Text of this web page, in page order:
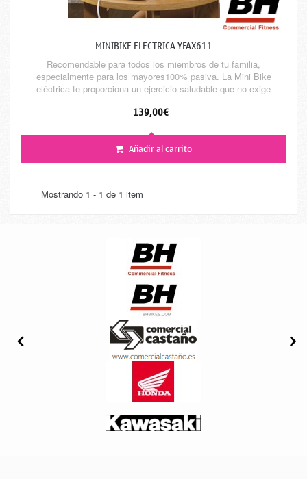
MINIBIKE ELECTRICA YFAX611
Recomendable para todos los miembros de tu familia,
especialmente para los mayores100% pasiva. La Mini Bike
eléctrica te proporciona un ejercicio saludable que no exige
ningún esfuerzo y no perjudica las articulaciones
139,00€
Añadir al carrito
Mostrando 1 - 1 de 1 item